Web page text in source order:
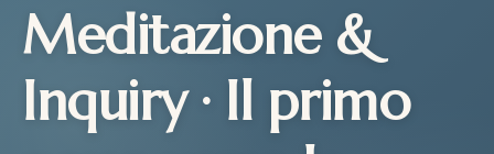
Meditazione &
Inquiry · Il primo